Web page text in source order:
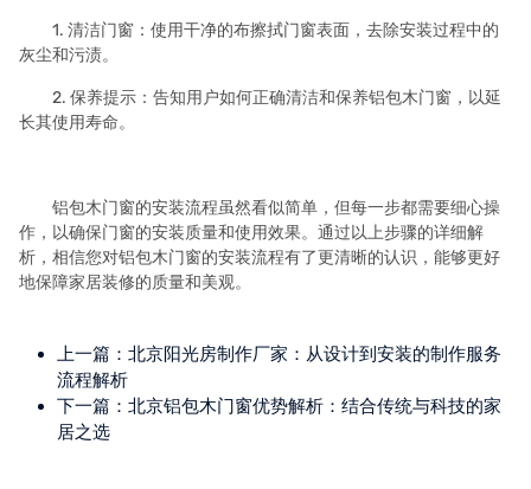
1. 清洁门窗：使用干净的布擦拭门窗表面，去除安装过程中的
灰尘和污渍。
2. 保养提示：告知用户如何正确清洁和保养铝包木门窗，以延
长其使用寿命。
铝包木门窗的安装流程虽然看似简单，但每一步都需要细心操
作，以确保门窗的安装质量和使用效果。通过以上步骤的详细解
析，相信您对铝包木门窗的安装流程有了更清晰的认识，能够更好
地保障家居装修的质量和美观。
上一篇： 北京阳光房制作厂家：从设计到安装的制作服务
流程解析
下一篇： 北京铝包木门窗优势解析：结合传统与科技的家
居之选